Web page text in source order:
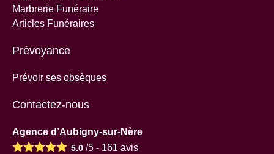
Marbrerie Funéraire
Articles Funéraires
Prévoyance
Prévoir ses obsèques
Contactez-nous
Agence d’Aubigny-sur-Nère
5.0 /5 - 161 avis